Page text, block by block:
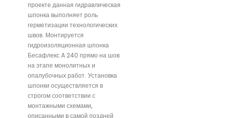
проекте данная гидравлическая
шпонка выполняет роль
герметизации технологических
швов. Монтируется
гидроизоляционная шпонка
Бесафлекс A 240 прямо на шов
на этапе монолитных и
опалубочных работ. Установка
шпонки осуществляется в
строгом соответствии с
монтажными схемами,
описанными в самой поздней